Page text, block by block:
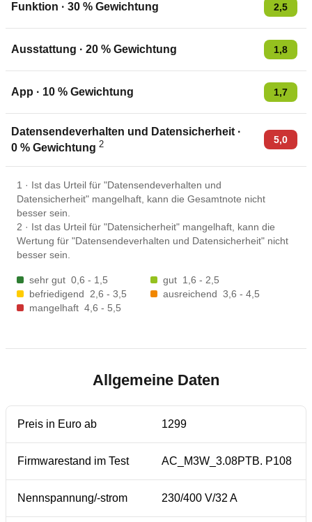
Funktion · 30 % Gewichtung 2,5
Ausstattung · 20 % Gewichtung 1,8
App · 10 % Gewichtung 1,7
Datensendeverhalten und Datensicherheit ·
0 % Gewichtung 2 5,0
1 · Ist das Urteil für "Datensendeverhalten und
Datensicherheit" mangelhaft, kann die Gesamtnote nicht
besser sein.
2 · Ist das Urteil für "Datensicherheit" mangelhaft, kann die
Wertung für "Datensendeverhalten und Datensicherheit" nicht
besser sein.
sehr gut 0,6 - 1,5 gut 1,6 - 2,5
befriedigend
2,6 - 3,5 ausreichend 3,6 - 4,5
mangelhaft 4,6 - 5,5
Allgemeine Daten
Preis in Euro ab 1299
Firmwarestand im Test AC_M3W_3.08PTB. P108
Nennspannung/-strom 230/400 V/32 A